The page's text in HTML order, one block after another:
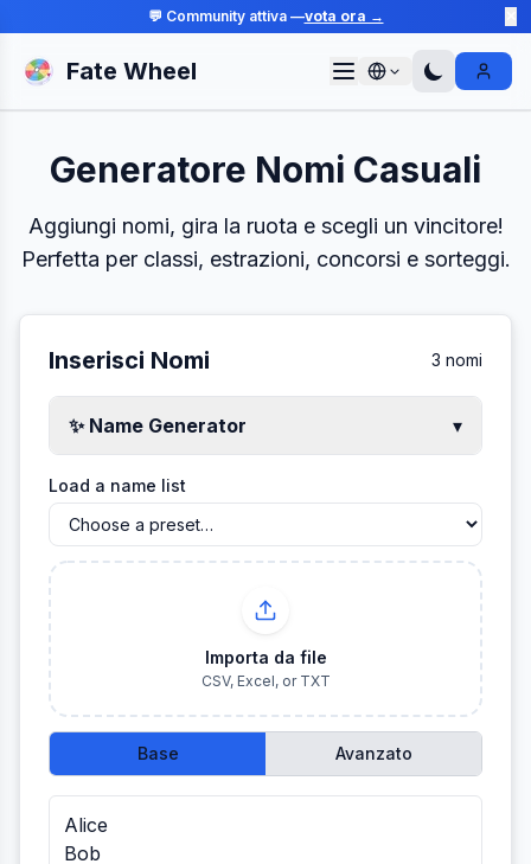
💬 Community attiva —vota ora →
Fate Wheel Sign In
Generatore Nomi Casuali
Aggiungi nomi, gira la ruota e scegli un vincitore!
Perfetta per classi, estrazioni, concorsi e sorteggi.
Inserisci Nomi 3 nomi
✨ Name Generator ▾
Load a name list
Importa da file
CSV, Excel, or TXT
Base Avanzato